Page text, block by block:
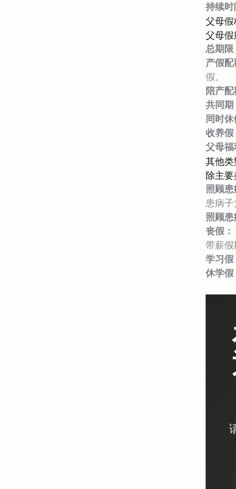
持续时
父母假
父母假
总期限
产假配
假。
陪产配
共同期
同时休
收养假
父母福
其他类
除主要
照顾患
患病子
照顾患
丧假：
带薪假
学习假
休学假